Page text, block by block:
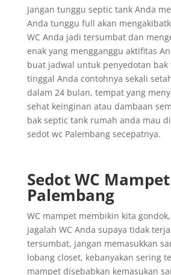
Jangan tunggu septic tank Anda
Anda tunggu full akan
WC Anda jadi tersumbat dan
enak yang mengganggu aktifitas
buat jadwal untuk penyedotan
tinggal Anda contohnya sekali
dalam 24 bulan, tempat yang
sehat keinginan atau dambaan
bak septic tank rumah anda mau
sedot wc Palembang secepatnya.
Sedot WC Mampet
Palembang
WC mampet membikin kita
jagalah WC Anda supaya tidak
tersumbat, jangan memasukkan
lobang closet, kebanyakan sering
mampet disebabkan kemasukan